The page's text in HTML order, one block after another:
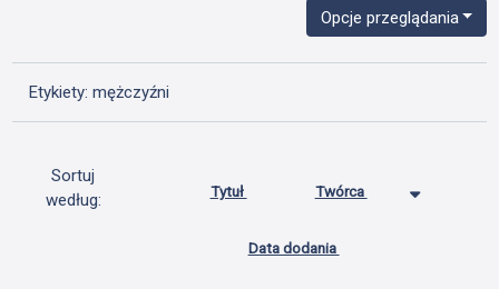
Opcje przeglądania
Etykiety: mężczyźni
Sortuj
według:
Tytuł Twórca
Data dodania